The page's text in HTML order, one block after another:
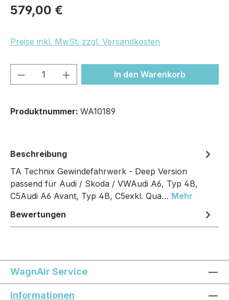
Regulärer Preis:
579,00 €
Preise inkl. MwSt. zzgl. Versandkosten
Produkt Anzahl: Gib denIn den Warenkorb
Produktnummer: WA10189
Beschreibung
TA Technix Gewindefahrwerk - Deep Version
passend für Audi / Skoda / VWAudi A6, Typ 4B,
C5Audi A6 Avant, Typ 4B, C5exkl. Qua… Mehr
Bewertungen
WagnAir Service
Informationen